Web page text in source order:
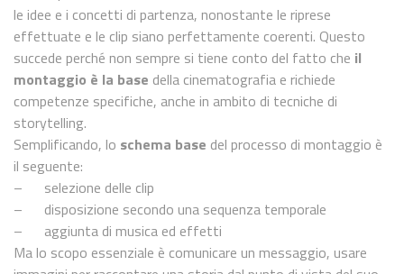
le idee e i concetti di partenza, nonostante le riprese
effettuate e le clip siano perfettamente coerenti. Questo
succede perché non sempre si tiene conto del fatto che il
montaggio è la base della cinematografia e richiede
competenze specifiche, anche in ambito di tecniche di
storytelling.
Semplificando, lo schema base del processo di montaggio è
il seguente:
– selezione delle clip
– disposizione secondo una sequenza temporale
– aggiunta di musica ed effetti
Ma lo scopo essenziale è comunicare un messaggio, usare